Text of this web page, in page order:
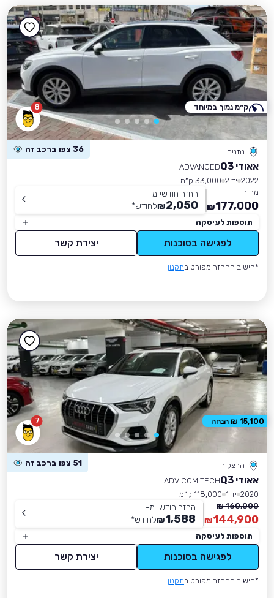
8
נתניה 36 צפו ברכב זה
אאודי Q3
ADVANCED
2022 יד 2
33,000 ק״מ
מחיר
177,000
₪
החזר חודשי מ-
2,050
₪לחודש*
תוספות לעיסקה
לפגישה בסוכנות יצירת קשר
*חישוב ההחזר מפורט בתקנון
ק״מ נמוך במיוחד
7
הרצליה 51 צפו ברכב זה
אאודי Q3
ADV COM TECH
2020 יד 1
118,000 ק״מ
160,000 ₪
144,900
₪
החזר חודשי מ-
1,588
₪לחודש*
תוספות לעיסקה
לפגישה בסוכנות יצירת קשר
*חישוב ההחזר מפורט בתקנון
15,100 ₪ הנחה